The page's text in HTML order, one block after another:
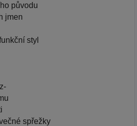
původu
jmen
styl
spřežky